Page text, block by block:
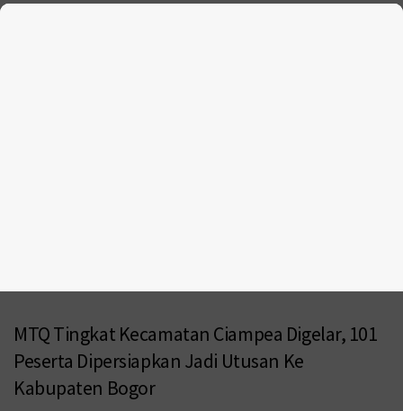
MTQ Tingkat Kecamatan Ciampea Digelar, 101
Peserta Dipersiapkan Jadi Utusan Ke
Kabupaten Bogor